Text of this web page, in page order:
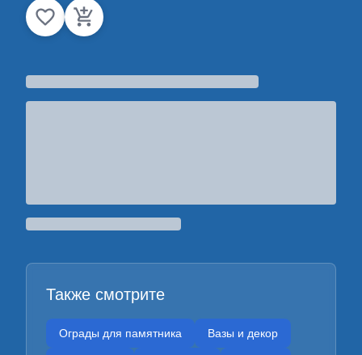
Также смотрите
Ограды для памятника Вазы и декор